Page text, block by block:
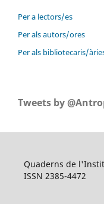
Per a lectors/es
Per als autors/ores
Per als bibliotecaris/
Tweets by
Quaderns de
ISSN 2385-4472